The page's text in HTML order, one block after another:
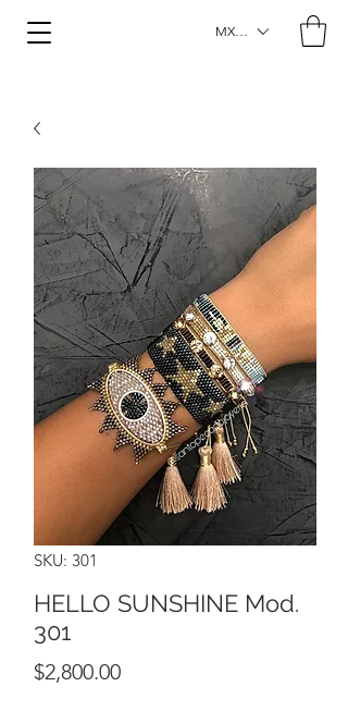
MXN ($)
SKU: 301
HELLO SUNSHINE Mod.
301
$2,800.00Precio